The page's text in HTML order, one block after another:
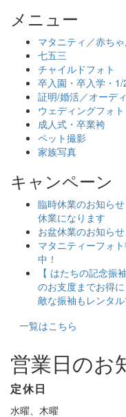
メニュー
マタニティ／赤ち
七五三
チャイルドフォト
卒入園・卒入学・
証明/婚活／オーデ
ウェディングフォト
成人式・卒業袴
ペット撮影
家族写真
キャンペーン
臨時休業のお知ら
休業になります
お盆休業のお知ら
マタニティーフォ
中！
【 はたちの記念振
のお支度までお得
敵な振袖もレンタル
一覧はこちら
営業日のお
定休日
水曜、木曜